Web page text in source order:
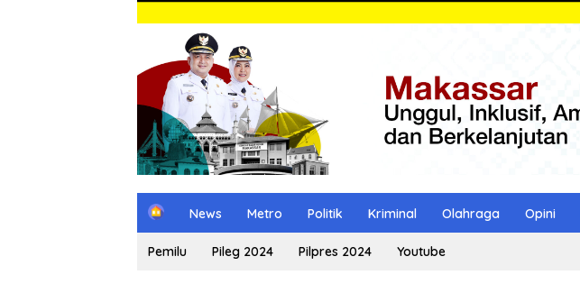
H
m
e
News Metro Politik Kriminal Olahraga Opini
Pemilu Pileg 2024 Pilpres 2024 Youtube